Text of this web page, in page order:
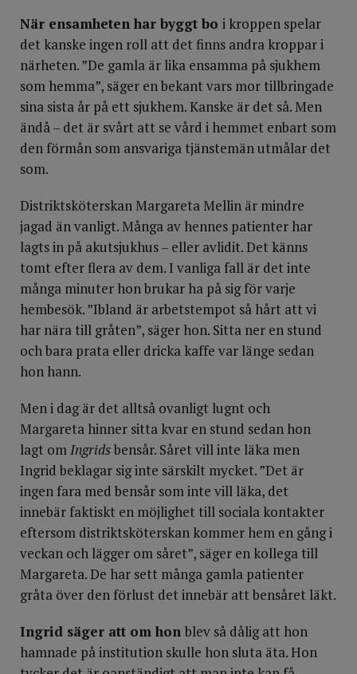
När ensamheten har byggt bo i kroppen spelar
det kanske ingen roll att det finns andra kroppar i
närheten. ”De gamla är lika ensamma på sjukhem
som hemma”, säger en bekant vars mor tillbringade
sina sista år på ett sjukhem. Kanske är det så. Men
ändå – det är svårt att se vård i hemmet enbart som
den förmån som ansvariga tjänstemän utmålar det
som.
Distriktsköterskan Margareta Mellin är mindre
jagad än vanligt. Många av hennes patienter har
lagts in på akutsjukhus – eller avlidit. Det känns
tomt efter flera av dem. I vanliga fall är det inte
många minuter hon brukar ha på sig för varje
hembesök. ”Ibland är arbetstempot så hårt att vi
har nära till gråten”, säger hon. Sitta ner en stund
och bara prata eller dricka kaffe var länge sedan
hon hann.
Men i dag är det alltså ovanligt lugnt och
Margareta hinner sitta kvar en stund sedan hon
lagt omIngridsbensår. Såret vill inte läka men
Ingrid beklagar sig inte särskilt mycket. ”Det är
ingen fara med bensår som inte vill läka, det
innebär faktiskt en möjlighet till sociala kontakter
eftersom distriktsköterskan kommer hem en gång i
veckan och lägger om såret”, säger en kollega till
Margareta. De har sett många gamla patienter
gråta över den förlust det innebär att bensåret läkt.
Ingrid säger att om hon blev så dålig att hon
hamnade på institution skulle hon sluta äta. Hon